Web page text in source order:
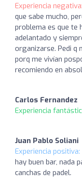
Experiencia negativa:
que sabe mucho,
problema es que te
adelantado y
organizarse. Pedi q
porq me vivían
recomiendo en
Carlos Fernandez
Experiencia
Juan Pablo Soliani
Experiencia positiva:
hay buen bar, nada
canchas de padel.